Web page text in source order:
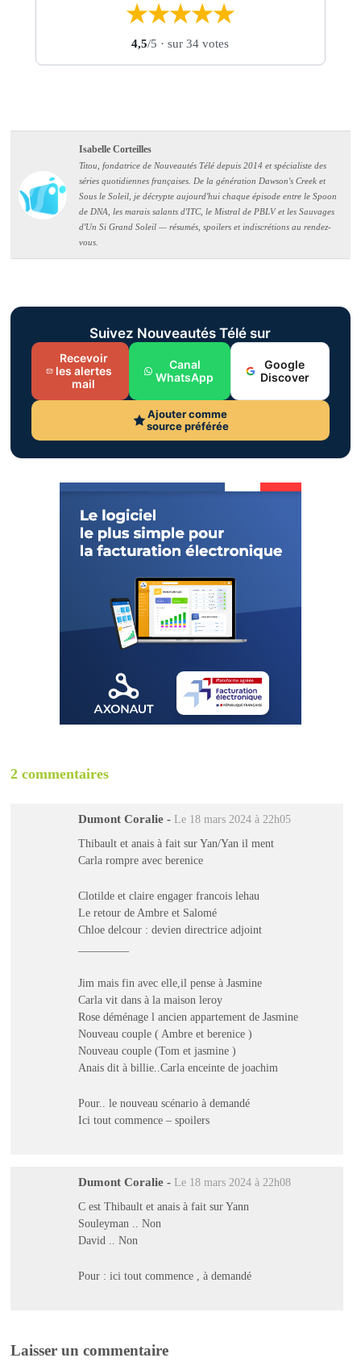
★★★★★
4,5/5 · sur 34 votes
Isabelle Corteilles
Titou, fondatrice de Nouveautés Télé depuis 2014 et spécialiste des
séries quotidiennes françaises. De la génération Dawson's Creek et
Sous le Soleil, je décrypte aujourd'hui chaque épisode entre le Spoon
de DNA, les marais salants d'ITC, le Mistral de PBLV et les Sauvages
d'Un Si Grand Soleil — résumés, spoilers et indiscrétions au rendez-
vous.
Suivez Nouveautés Télé sur
Recevoir
les alertes
mail
Canal
WhatsApp
Google
Discover
Ajouter comme
source préférée
2 commentaires
Dumont Coralie - Le 18 mars 2024 à 22h05
Thibault et anais à fait sur Yan/Yan il ment
Carla rompre avec berenice
Clotilde et claire engager francois lehau
Le retour de Ambre et Salomé
Chloe delcour : devien directrice adjoint
Jim mais fin avec elle,il pense à Jasmine
Carla vit dans à la maison leroy
Rose déménage l ancien appartement de Jasmine
Nouveau couple ( Ambre et berenice )
Nouveau couple (Tom et jasmine )
Anais dit à billie..Carla enceinte de joachim
Pour.. le nouveau scénario à demandé
Ici tout commence – spoilers
Dumont Coralie - Le 18 mars 2024 à 22h08
C est Thibault et anais à fait sur Yann
Souleyman .. Non
David .. Non
Pour : ici tout commence , à demandé
Laisser un commentaire